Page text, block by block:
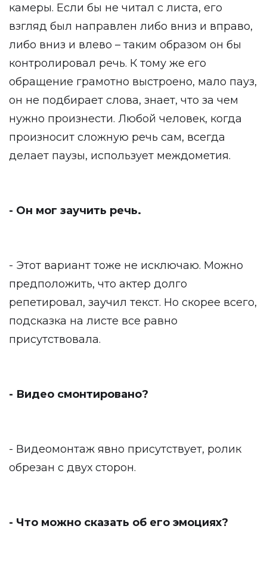
камеры. Если бы не читал с листа, его
взгляд был направлен либо вниз и вправо,
либо вниз и влево – таким образом он бы
контролировал речь. К тому же его
обращение грамотно выстроено, мало пауз,
он не подбирает слова, знает, что за чем
нужно произнести. Любой человек, когда
произносит сложную речь сам, всегда
делает паузы, использует междометия.
- Он мог заучить речь.
- Этот вариант тоже не исключаю. Можно
предположить, что актер долго
репетировал, заучил текст. Но скорее всего,
подсказка на листе все равно
присутствовала.
- Видео смонтировано?
- Видеомонтаж явно присутствует, ролик
обрезан с двух сторон.
- Что можно сказать об его эмоциях?